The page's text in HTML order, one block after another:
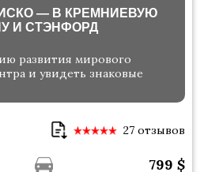
— В КРЕМНИЕВУЮ
И СТЭНФОРД
развития мирового
и увидеть знаковые
27 отзывов
799 $